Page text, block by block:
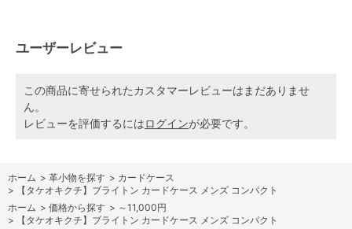
ユーザーレビュー
この商品に寄せられたカスタマーレビューはまだありませ
ん。
レビューを評価するにはログインが必要です。
ホーム > 革小物を探す > カードケース
>
【タケオキクチ】ブライトン カードケース メンズ コンパクト
ホーム > 価格から探す > ～11,000円
>
【タケオキクチ】ブライトン カードケース メンズ コンパクト